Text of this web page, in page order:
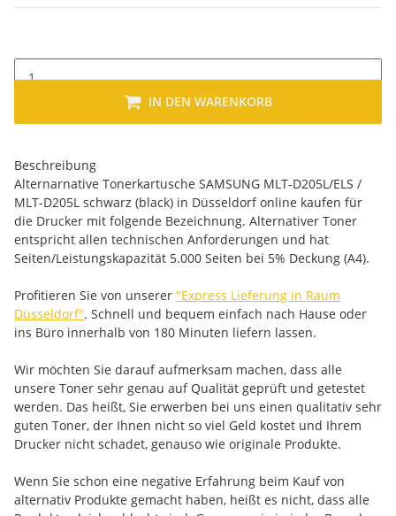
IN DEN WARENKORB
Beschreibung
Alternarnative Tonerkartusche SAMSUNG MLT-D205L/ELS /
MLT-D205L schwarz (black) in Düsseldorf online kaufen für
die Drucker mit folgende Bezeichnung. Alternativer Toner
entspricht allen technischen Anforderungen und hat
Seiten/Leistungskapazität 5.000 Seiten bei 5% Deckung (A4).
Profitieren Sie von unserer "Express Lieferung in Raum
Düsseldorf". Schnell und bequem einfach nach Hause oder
ins Büro innerhalb von 180 Minuten liefern lassen.
Wir möchten Sie darauf aufmerksam machen, dass alle
unsere Toner sehr genau auf Qualität geprüft und getestet
werden. Das heißt, Sie erwerben bei uns einen qualitativ sehr
guten Toner, der Ihnen nicht so viel Geld kostet und Ihrem
Drucker nicht schadet, genauso wie originale Produkte.
Wenn Sie schon eine negative Erfahrung beim Kauf von
alternativ Produkte gemacht haben, heißt es nicht, dass alle